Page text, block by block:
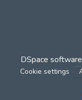
DSpace software
Cookie settings